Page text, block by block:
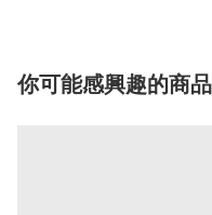
你可能感興趣的商品